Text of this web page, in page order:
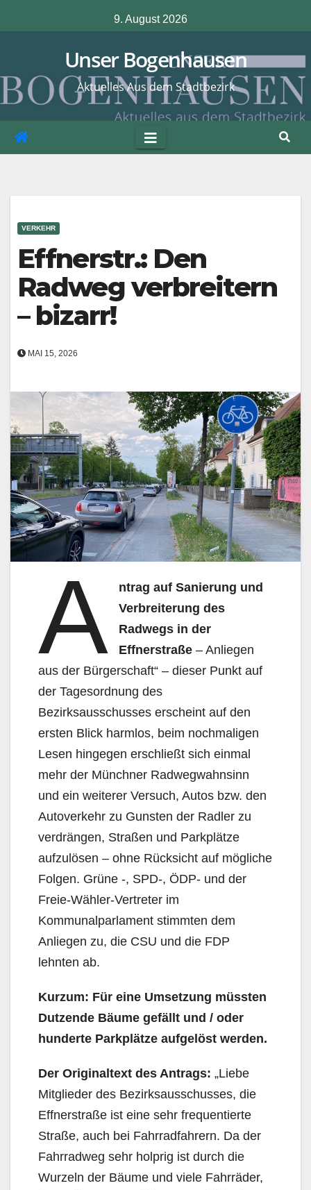
Inhalt
9. August 2026
Unser Bogenhausen
Aktuelles Aus dem Stadtbezirk
VERKEHR
Effnerstr.: Den
Radweg verbreitern
– bizarr!
MAI 15, 2026
A
ntrag auf Sanierung und
Verbreiterung des
Radwegs in der
Effnerstraße – Anliegen
aus der Bürgerschaft“ – dieser Punkt auf
der Tagesordnung des
Bezirksausschusses erscheint auf den
ersten Blick harmlos, beim nochmaligen
Lesen hingegen erschließt sich einmal
mehr der Münchner Radwegwahnsinn
und ein weiterer Versuch, Autos bzw. den
Autoverkehr zu Gunsten der Radler zu
verdrängen, Straßen und Parkplätze
aufzulösen – ohne Rücksicht auf mögliche
Folgen. Grüne -, SPD-, ÖDP- und der
Freie-Wähler-Vertreter im
Kommunalparlament stimmten dem
Anliegen zu, die CSU und die FDP
lehnten ab.
Kurzum: Für eine Umsetzung müssten
Dutzende Bäume gefällt und / oder
hunderte Parkplätze aufgelöst werden.
Der Originaltext des Antrags: „Liebe
Mitglieder des Bezirksausschusses, die
Effnerstraße ist eine sehr frequentierte
Straße, auch bei Fahrradfahrern. Da der
Fahrradweg sehr holprig ist durch die
Wurzeln der Bäume und viele Fahrräder,